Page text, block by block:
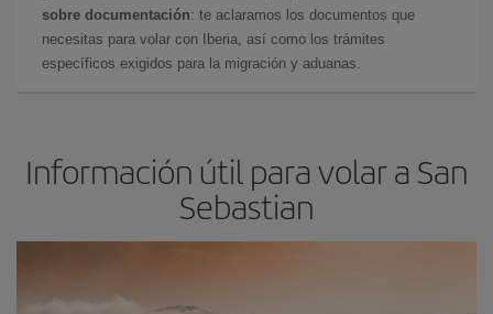
sobre documentación: te aclaramos los documentos que
necesitas para volar con Iberia, así como los trámites
específicos exigidos para la migración y aduanas.
Información útil para volar a San
Sebastian